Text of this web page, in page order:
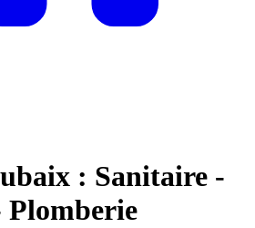
: Sanitaire -
Plomberie